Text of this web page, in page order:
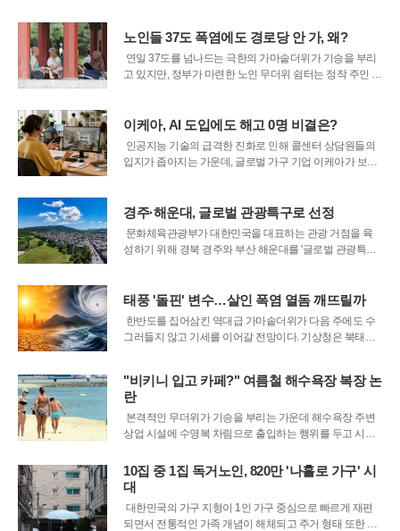
조차 마음 편히 가동하지 못한 채 하루하루를 버텨내고 있
다. 손님들의 발길이 끊겨 하루 매출이 불
노인들 37도 폭염에도 경로당 안 가, 왜?
연일 37도를 넘나드는 극한의 가마솥더위가 기승을 부리
고 있지만, 정부가 마련한 노인 무더위 쉼터는 정작 주인 없
가 가득한 공원 그늘이나 저렴한 식당가를 전전하는 기현
이케아, AI 도입에도 해고 0명 비결은?
인공지능 기술의 급격한 진화로 인해 콜센터 상담원들의
입지가 좁아지는 가운데, 글로벌 가구 기업 이케아가 보여
케아는 AI 챗봇 '빌리'를 도입해 단순 문의 업무의 절반을 자
경주·해운대, 글로벌 관광특구로 선정
문화체육관광부가 대한민국을 대표하는 관광 거점을 육
성하기 위해 경북 경주와 부산 해운대를 '글로벌 관광특
적 경쟁력을 확보하기 위한 국정과제의 일환으로 추진되
태풍 '돌핀' 변수…살인 폭염 열돔 깨뜨릴까
한반도를 집어삼킨 역대급 가마솥더위가 다음 주에도 수
그러들지 않고 기세를 이어갈 전망이다. 기상청은 북태평
기를 덮은 고기압 세력은 시간이 흐를수록 약화하기는커
녕 가열된 공기가 팽창하면서 오히려 더욱 견고해
"비키니 입고 카페?" 여름철 해수욕장 복장 논
란
본격적인 무더위가 기승을 부리는 가운데 해수욕장 주변
상업 시설에 수영복 차림으로 출입하는 행위를 두고 시민
플랫폼에는 부산 해운대의 한 카페에서 비키니 복장 때문
에 입장을 제지당했다는 사연이 올라와 누리꾼들의 이목
을 집중시켰다. 작성자는 비치타월을 걸쳤
10집 중 1집 독거노인, 820만 '나홀로 가구' 시
대
대한민국의 가구 지형이 1인 가구 중심으로 빠르게 재편
되면서 전통적인 가족 개념이 해체되고 주거 형태 또한 급